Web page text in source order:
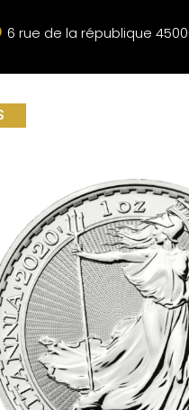
6 rue de la république